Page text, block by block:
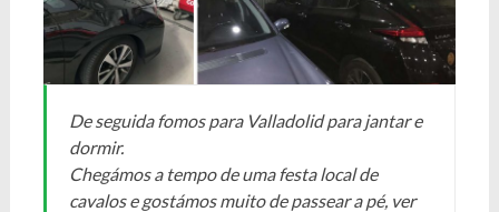
De seguida fomos para Valladolid para jantar e
dormir.
Chegámos a tempo de uma festa local de
cavalos e gostámos muito de passear a pé, ver